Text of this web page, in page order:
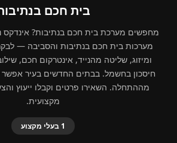
בית חכם
מחפשים מערכת בית חכם בנתיבות? אינדקס
מערכות בית חכם בנתיבות והסביבה —
ומיזוג, שליטה מהנייד, אינטרקום חכם,
חיסכון בחשמל. בבתים החדשים בעיר אפשר
מההתחלה. השאירו פרטים וקבלו ייעוץ
מקצועית.
1 בעלי מקצוע